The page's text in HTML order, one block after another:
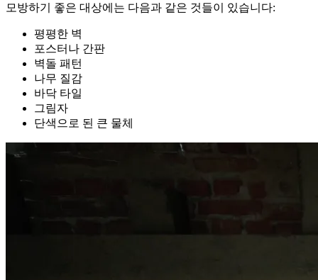
모방하기 좋은 대상에는 다음과 같은 것들이 있습니다:
평평한 벽
포스터나 간판
벽돌 패턴
나무 질감
바닥 타일
그림자
단색으로 된 큰 물체